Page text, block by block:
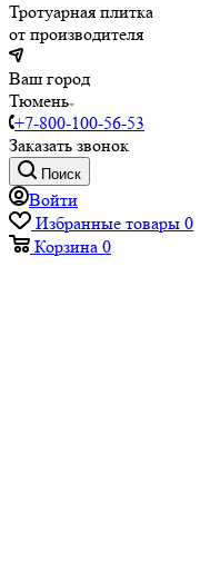
Тротуарная плитка
от производителя
Ваш город
Тюмень
+7-800-100-56-53
Заказать звонок
Поиск
Войти
Избранные товары 0
Корзина 0